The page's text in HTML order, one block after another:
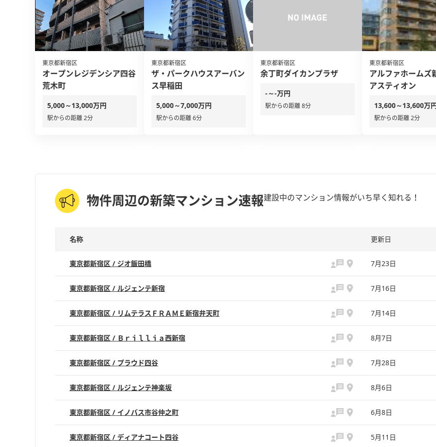
東京都新宿区
オープンレジデンシア四谷
荒木町
5,000～13,000万円
駅からの距離 2分
東京都新宿区
ザ・パークハウスアーバン
ス早稲田
5,000～7,000万円
駅からの距離 6分
東京都新宿区
余丁町ダイカンプラザ
-～-万円
駅からの距離 8分
東京都新宿区
アルファホームズ
アスティオン
13,600～13,600万
駅からの距離 2分
物件周辺の新築マンション速報建設中のマンション情報がいち早く知れる！
名称 更新日
東京都新宿区 / ジオ飯田橋 7月23日
東京都新宿区 / ルジェンテ新宿 7月16日
東京都新宿区 / リムテラスＦＲＡＭＥ新宿弁天町 7月14日
東京都新宿区 / Ｂｒｉｌｌｉａ西新宿 8月7日
東京都新宿区 / プラウド四谷 7月28日
東京都新宿区 / ルジェンテ神楽坂 8月6日
東京都新宿区 / イノバス市谷仲之町 6月8日
東京都新宿区 / ディアナコート四谷 5月11日